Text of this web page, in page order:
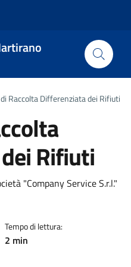
Raccolta Differenziata dei Rifiuti
Rifiuti
"Company Service S.r.l."
Tempo di lettura:
2 min